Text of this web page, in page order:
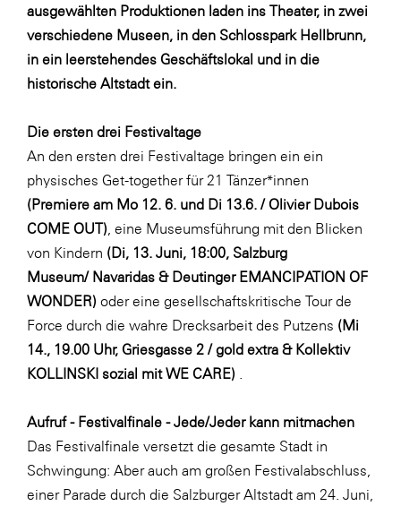
Verband Druck Medien Österreich
Wirtschaftskammer Salzburg
WKS Fachgruppe Fahrzeughandel und
WKS Fachgruppe Finanzdienstleister
Zühlke
Media
ausgewählten Produktionen laden ins Theater, in zwei
verschiedene Museen, in den Schlosspark Hellbrunn,
in ein leerstehendes Geschäftslokal und in die
historische Altstadt ein.
Die ersten drei Festivaltage
An den ersten drei Festivaltage bringen ein ein
physisches Get-together für 21 Tänzer*innen
(Premiere am Mo 12. 6. und Di 13.6. / Olivier Dubois
COME OUT) , eine Museumsführung mit den Blicken
von Kindern (Di, 13. Juni, 18:00, Salzburg
Museum/ Navaridas & Deutinger EMANCIPATION OF
WONDER) oder eine gesellschaftskritische Tour de
Force durch die wahre Drecksarbeit des Putzens (Mi
14., 19.00 Uhr, Griesgasse 2 / gold extra & Kollektiv
KOLLINSKI sozial mit WE CARE)
Aufruf - Festivalfinale - Jede/Jeder kann mitmachen
Das Festivalfinale versetzt die gesamte Stadt in
Schwingung: Aber auch am großen Festivalabschluss,
einer Parade durch die Salzburger Altstadt am 24. Juni,